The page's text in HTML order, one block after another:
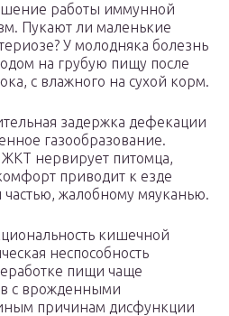
работы иммунной
Пукают ли маленькие
У молодняка болезнь
на грубую пищу после
с влажного на сухой корм.
задержка дефекации
газообразование.
нервирует питомца,
приводит к езде
жалобному мяуканью.
кишечной
неспособность
пищи чаще
с врожденными
причинам дисфункции